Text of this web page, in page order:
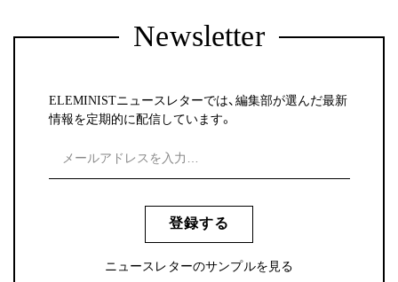
Newsletter
ELEMINISTニュースレターでは、編集部が選んだ最新
情報を定期的に配信しています。
登録する
ニュースレターのサンプルを見る